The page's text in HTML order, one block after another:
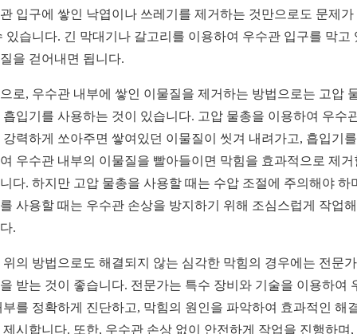
입구에 쌓인 낙엽이나 쓰레기를 제거하는 것만으로도 문제가
있습니다. 긴 막대기나 갈고리를 이용하여 우수관 입구를 막고
을 걷어내면 됩니다.
로, 우수관 내부에 쌓인 이물질을 제거하는 방법으로는 고압
흡입기를 사용하는 것이 있습니다. 고압 물총을 이용하여 우수
강력하게 쏘아주면 쌓여있던 이물질이 씻겨 내려가고, 흡입기
우수관 내부의 이물질을 빨아들이면 막힘을 효과적으로 제거
다. 하지만 고압 물총을 사용할 때는 수압 조절에 주의해야 하
사용할 때는 우수관 손상을 방지하기 위해 조심스럽게 작업
.
위의 방법으로도 해결되지 않는 심각한 막힘의 경우에는 전문
받는 것이 좋습니다. 전문가는 특수 장비와 기술을 이용하여
부를 정확하게 진단하고, 막힘의 원인을 파악하여 효과적인 해
제시합니다. 또한, 우수관 손상 없이 안전하게 작업을 진행하며,